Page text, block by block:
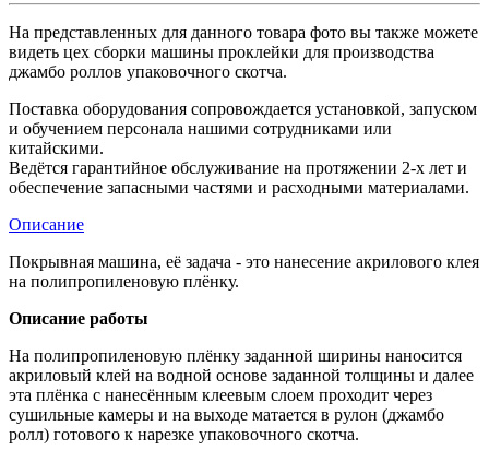
На представленных для данного товара фото вы также можете
видеть цех сборки машины проклейки для производства
джамбо роллов упаковочного скотча.
Поставка оборудования сопровождается установкой, запуском
и обучением персонала нашими сотрудниками или
китайскими.
Ведётся гарантийное обслуживание на протяжении 2-х лет и
обеспечение запасными частями и расходными материалами.
Описание
Покрывная машина, её задача - это нанесение акрилового клея
на полипропиленовую плёнку.
Описание работы
На полипропиленовую плёнку заданной ширины наносится
акриловый клей на водной основе заданной толщины и далее
эта плёнка с нанесённым клеевым слоем проходит через
сушильные камеры и на выходе матается в рулон (джамбо
ролл) готового к нарезке упаковочного скотча.